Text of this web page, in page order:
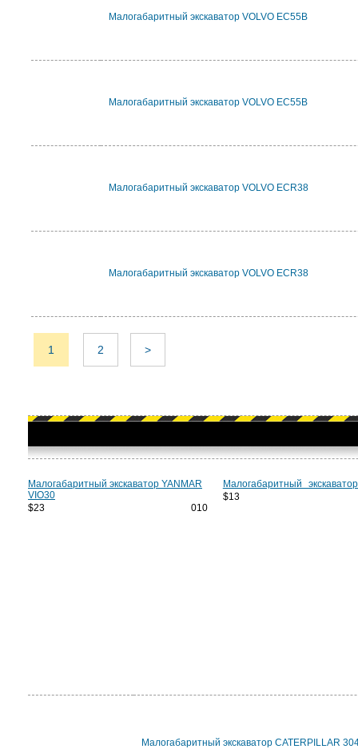
Малогабаритный экскаватор VOLVO EC55B
Малогабаритный экскаватор VOLVO EC55B
Малогабаритный экскаватор VOLVO ECR38
Малогабаритный экскаватор VOLVO ECR38
1 2 >
Малогабаритный экскаватор YANMAR
VIO30
$23 010
Малогабаритный
$13
Малогабаритный экскаватор CATERPILLAR